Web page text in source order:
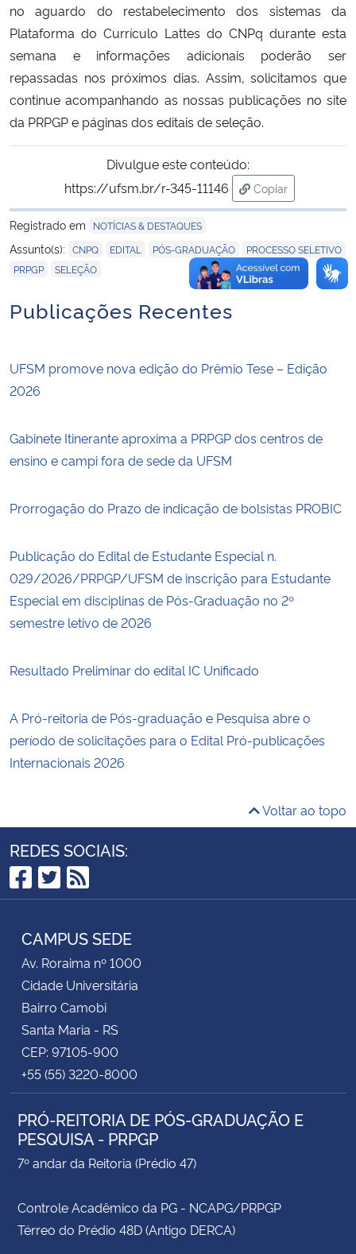
Banco Central do Brasil
Planalto
no aguardo do restabelecimento dos sistemas da
Plataforma do Currículo Lattes do CNPq durante esta
semana e informações adicionais poderão ser
repassadas nos próximos dias. Assim, solicitamos que
continue acompanhando as nossas publicações no site
da PRPGP e páginas dos editais de seleção.
Divulgue este conteúdo:
https://ufsm.br/r-345-11146
Copiar
para área de
Registrado em
NOTÍCIAS & DESTAQUES
Assunto(s): CNPQ EDITAL PÓS-GRADUAÇÃO PROCESSO SELETIVO
PRPGP SELEÇÃO
Publicações Recentes
UFSM promove nova edição do Prêmio Tese – Edição
2026
Gabinete Itinerante aproxima a PRPGP dos centros de
ensino e campi fora de sede da UFSM
Prorrogação do Prazo de indicação de bolsistas PROBIC
Publicação do Edital de Estudante Especial n.
029/2026/PRPGP/UFSM de inscrição para Estudante
Especial em disciplinas de Pós-Graduação no 2º
semestre letivo de 2026
Resultado Preliminar do edital IC Unificado
A Pró-reitoria de Pós-graduação e Pesquisa abre o
período de solicitações para o Edital Pró-publicações
Internacionais 2026
Voltar ao topo
REDES SOCIAIS:
Facebook
Twitter
RSS
CAMPUS SEDE
Av. Roraima nº 1000
Cidade Universitária
Bairro Camobi
Santa Maria - RS
CEP: 97105-900
+55 (55) 3220-8000
PRÓ-REITORIA DE PÓS-GRADUAÇÃO E
PESQUISA - PRPGP
7º andar da Reitoria (Prédio 47)
Controle Acadêmico da PG - NCAPG/PRPGP
Térreo do Prédio 48D (Antigo DERCA)